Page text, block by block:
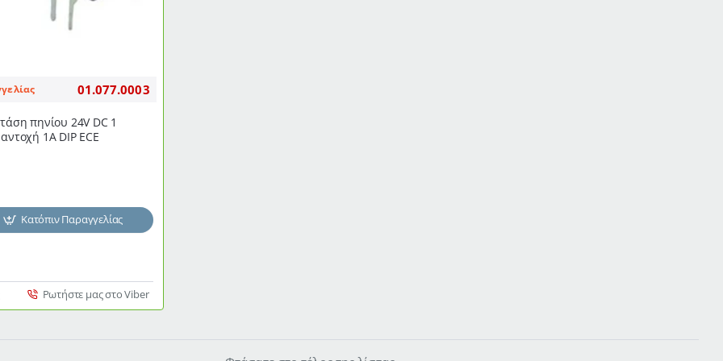
01.077.0003
πηνίου 24V DC 1
1A DIP ECE
Κατόπιν Παραγγελίας
Ρωτήστε μας στο Viber